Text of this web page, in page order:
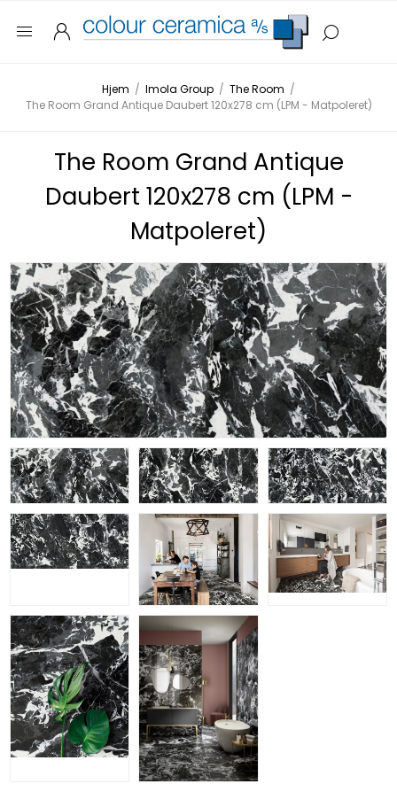
Hjem / Imola Group / The Room /
The Room Grand Antique Daubert 120x278 cm (LPM - Matpoleret)
The Room Grand Antique
Daubert 120x278 cm (LPM -
Matpoleret)